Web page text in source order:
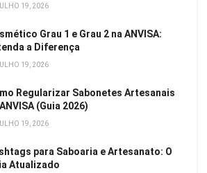
19, 2026
Grau 1 e Grau 2 na ANVISA:
a Diferença
19, 2026
Regularizar Sabonetes Artesanais
(Guia 2026)
19, 2026
para Saboaria e Artesanato: O
Atualizado